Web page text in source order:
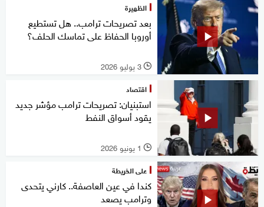
الظهيرة
بعد تصريحات ترامب.. هل تستطيع
أوروبا الحفاظ على تماسك الحلف؟
l 3 يوليو 2026
اقتصاد
استبنيان: تصريحات ترامب مؤشر جديد
يقود أسواق النفط
l 1 يونيو 2026
على الخريطة
كندا في عين العاصفة.. كارني يتحدى
وترامب يصعد